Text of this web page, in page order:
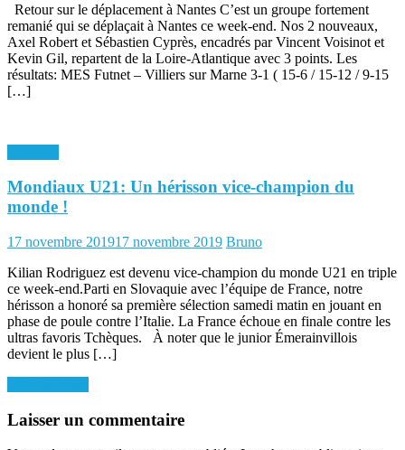
Retour sur le déplacement à Nantes C’est un groupe fortement
remanié qui se déplaçait à Nantes ce week-end. Nos 2 nouveaux,
Axel Robert et Sébastien Cyprès, encadrés par Vincent Voisinot et
Kevin Gil, repartent de la Loire-Atlantique avec 3 points. Les
résultats: MES Futnet – Villiers sur Marne 3-1 ( 15-6 / 15-12 / 9-15
[…]
Mondiaux U21: Un hérisson vice-champion du
monde !
Posted
17 novembre 201917 novembre 2019 Author
Bruno
Kilian Rodriguez est devenu vice-champion du monde U21 en triple
ce week-end.Parti en Slovaquie avec l’équipe de France, notre
hérisson a honoré sa première sélection samedi matin en jouant en
phase de poule contre l’Italie. La France échoue en finale contre les
ultras favoris Tchèques. À noter que le junior Émerainvillois
devient le plus […]
Navigation
de
Laisser un commentaire